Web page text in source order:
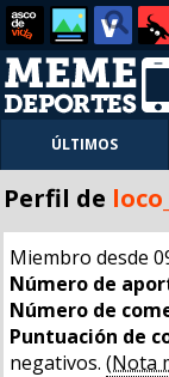
ÚLTIMOS
Perfil de
Miembro desde
Número de
Número de
Puntuación de
negativos. (Nota